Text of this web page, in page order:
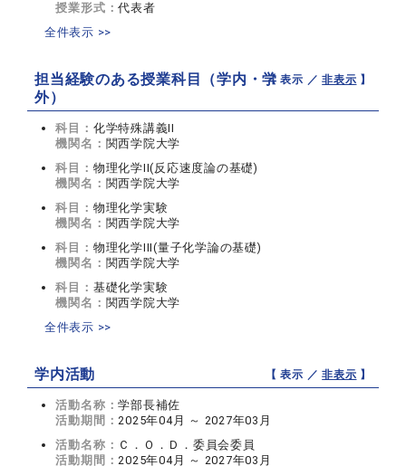
授業形式：代表者
全件表示 >>
担当経験のある授業科目（学内・学
外）
【 表示 ／非表示 】
科目： 化学特殊講義II
機関名： 関西学院大学
科目： 物理化学II(反応速度論の基礎)
機関名： 関西学院大学
科目： 物理化学実験
機関名： 関西学院大学
科目： 物理化学III(量子化学論の基礎)
機関名： 関西学院大学
科目： 基礎化学実験
機関名： 関西学院大学
全件表示 >>
学内活動 【 表示 ／非表示 】
活動名称：学部長補佐
活動期間：2025年04月 ～ 2027年03月
活動名称： Ｃ．Ｏ．Ｄ．委員会委員
活動期間：2025年04月 ～ 2027年03月